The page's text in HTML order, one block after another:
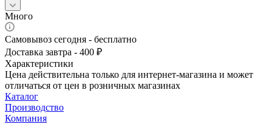
Много
Самовывоз сегодня - бесплатно
Доставка завтра - 400 ₽
Характеристики
Цена действительна только для интернет-магазина и может
отличаться от цен в розничных магазинах
Каталог
Производство
Компания